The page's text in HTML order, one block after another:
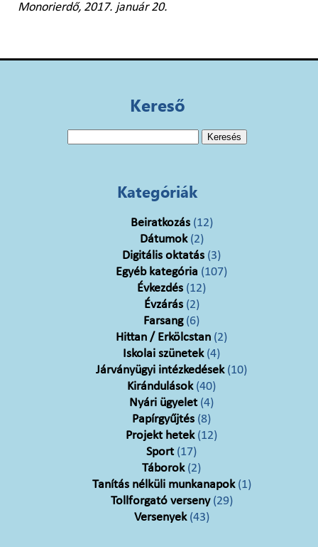
Monorierdő, 2017. január 20.
Kereső
Kategóriák
Beiratkozás(12)
Dátumok(2)
Digitális oktatás (3)
Egyéb kategória (107)
Évkezdés (12)
Évzárás(2)
Farsang(6)
Hittan / Erkölcstan (2)
Iskolai szünetek(4)
Járványügyi intézkedések(10)
Kirándulások(40)
Nyári ügyelet(4)
Papírgyűjtés (8)
Projekt hetek(12)
Sport(17)
Táborok(2)
Tanítás nélküli munkanapok(1)
Tollforgató verseny(29)
Versenyek(43)